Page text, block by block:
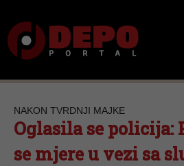
NAKON TVRDNJI MAJKE
Oglasila se policija:
se mjere u vezi sa